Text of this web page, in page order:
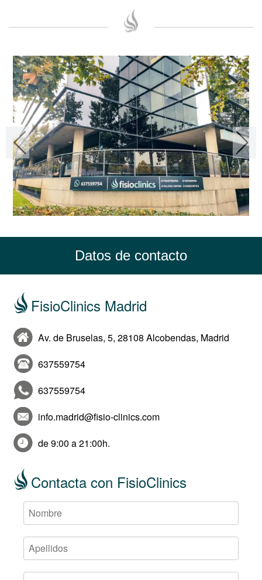
Datos de contacto
FisioClinics Madrid
Av. de Bruselas, 5, 28108 Alcobendas, Madrid
637559754
637559754
info.madrid@fisio-clinics.com
de 9:00 a 21:00h.
Contacta con FisioClinics